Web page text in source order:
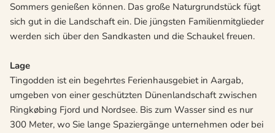
Sommers genießen können. Das große Naturgrundstück fügt
sich gut in die Landschaft ein. Die jüngsten Familienmitglieder
werden sich über den Sandkasten und die Schaukel freuen.
Lage
Tingodden ist ein begehrtes Ferienhausgebiet in Aargab,
umgeben von einer geschützten Dünenlandschaft zwischen
Ringkøbing Fjord und Nordsee. Bis zum Wasser sind es nur
300 Meter, wo Sie lange Spaziergänge unternehmen oder bei